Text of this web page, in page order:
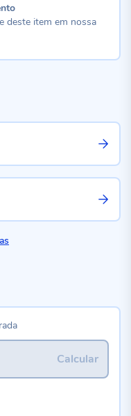
deste item em nossa
Calcular